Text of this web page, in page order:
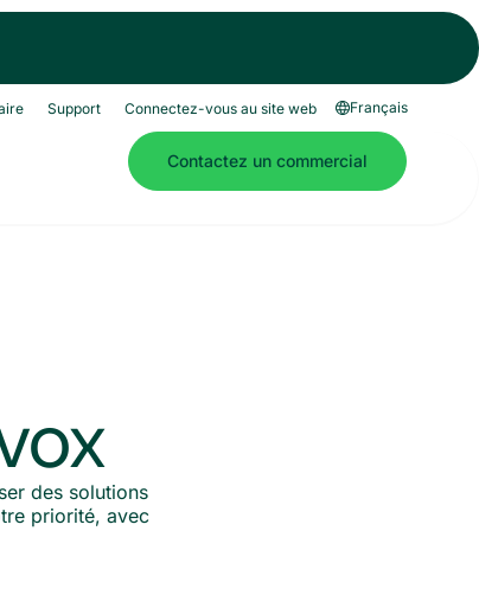
Support Connectez-vous au site web Français
Contactez un commercial
des solutions
priorité, avec